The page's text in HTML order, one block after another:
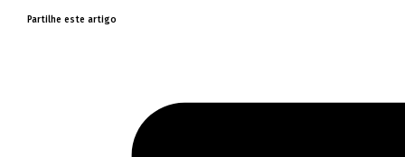
Partilhe este artigo